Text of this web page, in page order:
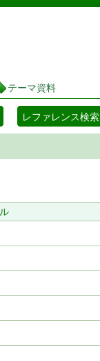
テーマ資料
レファレンス検索